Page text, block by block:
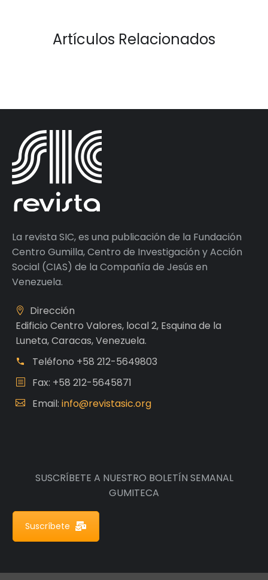
Artículos Relacionados
La revista SIC, es una publicación de la Fundación
Centro Gumilla, Centro de Investigación y Acción
Social (CIAS) de la Compañía de Jesús en
Venezuela.
Dirección
Edificio Centro Valores, local 2, Esquina de la
Luneta, Caracas, Venezuela.
Teléfono +58 212-5649803
Fax: +58 212-5645871
Email: info@revistasic.org
SUSCRÍBETE A NUESTRO BOLETÍN SEMANAL
GUMITECA
Suscríbete